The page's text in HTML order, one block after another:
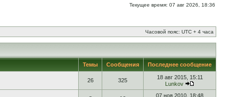
Текущее время: 07 авг 2026, 18:36
Часовой пояс: UTC + 4 часа
Темы Сообщения Последнее сообщение
26 325
18 авг 2015, 15:11
Lunkov
07 ноя 2010, 18:48